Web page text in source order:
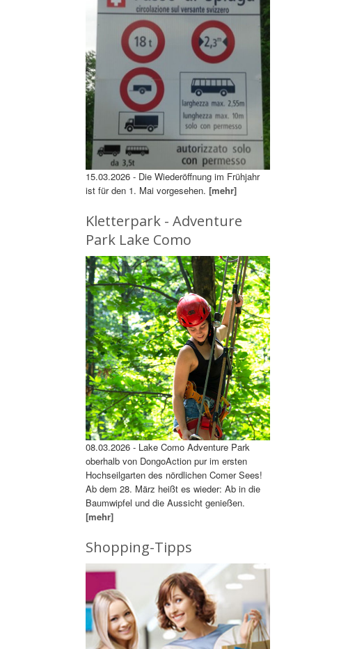
15.03.2026 - Die Wiederöffnung im Frühjahr
ist für den 1. Mai vorgesehen. [mehr]
Kletterpark - Adventure
Park Lake Como
08.03.2026 - Lake Como Adventure Park
oberhalb von DongoAction pur im ersten
Hochseilgarten des nördlichen Comer Sees!
Ab dem 28. März heißt es wieder: Ab in die
Baumwipfel und die Aussicht genießen.
[mehr]
Shopping-Tipps